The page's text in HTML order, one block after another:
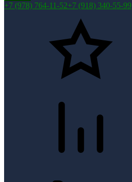
+7 (978) 764-11-52+7 (918) 340-55-99